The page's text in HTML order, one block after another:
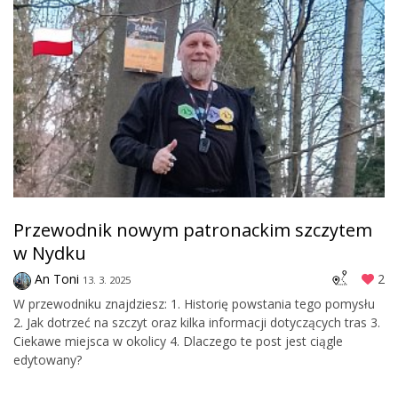
Przewodnik nowym patronackim szczytem
w Nydku
An Toni 13. 3. 2025
2
W przewodniku znajdziesz: 1. Historię powstania tego pomysłu
2. Jak dotrzeć na szczyt oraz kilka informacji dotyczących tras 3.
Ciekawe miejsca w okolicy 4. Dlaczego te post jest ciągle
edytowany?